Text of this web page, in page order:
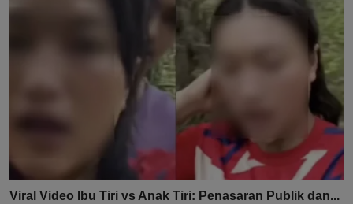
Viral Video Ibu Tiri vs Anak Tiri: Penasaran Publik dan...